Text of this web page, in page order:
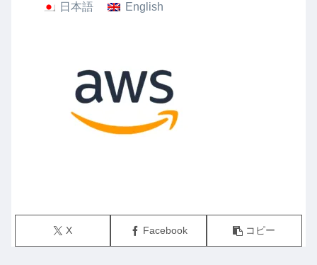
日本語 English
X Facebook コピー